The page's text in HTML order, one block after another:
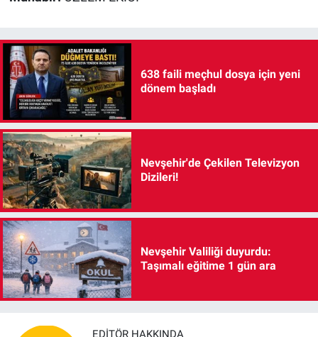
638 faili meçhul dosya için yeni
dönem başladı
Nevşehir'de Çekilen Televizyon
Dizileri!
Nevşehir Valiliği duyurdu:
Taşımalı eğitime 1 gün ara